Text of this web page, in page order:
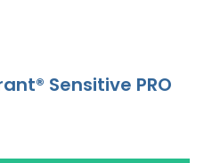
Sensitive PRO